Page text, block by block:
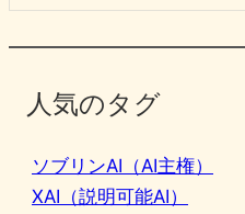
人気のタグ
ソブリンAI（AI主権）
XAI（説明可能AI）